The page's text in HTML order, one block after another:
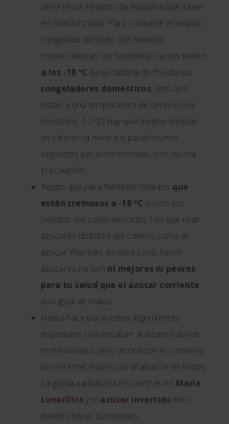
serve (esos helados de máquina que salen
en forma rizada). Para consumir el helado
congelado del todo (los helados
comerciales en las heladerías no los tienen
a los -18 ºC de la cadena de frío de los
congeladores domésticos, sino que
están a una temperatura de servicio que
ronda los -12 ºC) hay que dejarlo templar
un rato en la nevera o pasarlo unos
segundos por el microondas, con mucha
precaución.
Repito que para formular helados que
estén cremosos a -18 ºC (como los
helados del supermercado), hay que usar
azúcares distintos del común, como el
azúcar invertido, en este caso. Estos
azúcares no son ni mejores ni peores
para tu salud que el azúcar corriente,
son igual de malos.
Hasta hace poco estos ingredientes
especiales solo estaban al alcance de los
profesionales, pero ahora con el comercio
por Internet están casi al alcance de todos.
La goma xantana la encuentras en María
Lunarillos y el azúcar invertido te lo
puedes hacer tú misma/o.